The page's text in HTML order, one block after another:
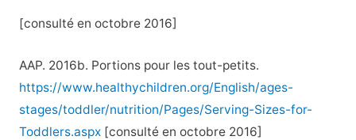
[consulté en octobre 2016]
AAP. 2016b. Portions pour les tout-petits.
https://www.healthychildren.org/English/ages-
stages/toddler/nutrition/Pages/Serving-Sizes-for-
Toddlers.aspx[consulté en octobre 2016]